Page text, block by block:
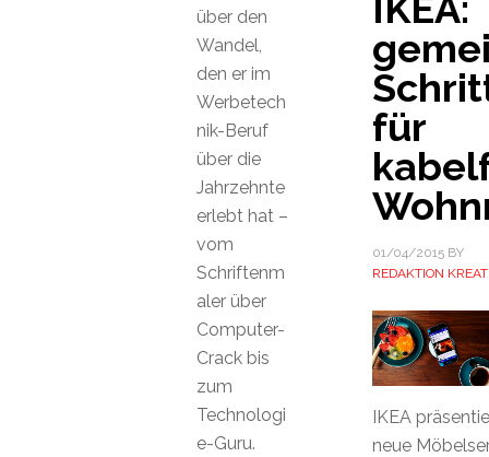
für
01/04/2015BY
REDAKTION
IKEA
neue
über den
Wandel,
den er im
Werbetech
nik-Beruf
über die
Jahrzehnte
erlebt hat –
vom
Schriftenm
aler über
Computer-
Crack bis
zum
Technologi
e-Guru.